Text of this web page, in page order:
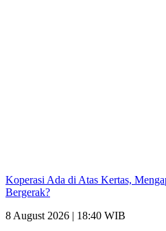
Koperasi Ada di Atas Kertas,
Bergerak?
8 August 2026 | 18:40 WIB